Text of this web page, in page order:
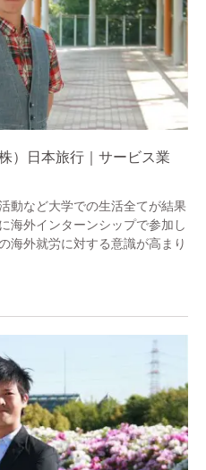
）日本旅行｜サービス業
動など大学での生活全てが結果
海外インターンシップで参加し
海外就労に対する意識が高まり